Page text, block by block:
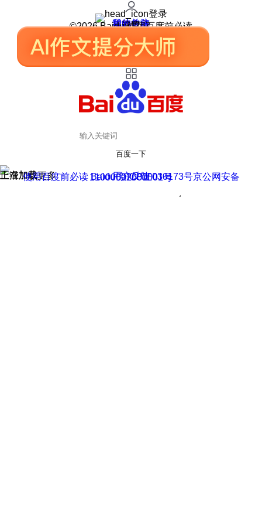
登录
我的关注
我的收藏
皮肤中心
用户反馈
设置
©2026 Baidu 使用百度前必读
百度一下
正在加载
上滑加载更多 用户反馈
使用百度前必读 Baidu 京ICP证030173号
京公网安备11000002000001号